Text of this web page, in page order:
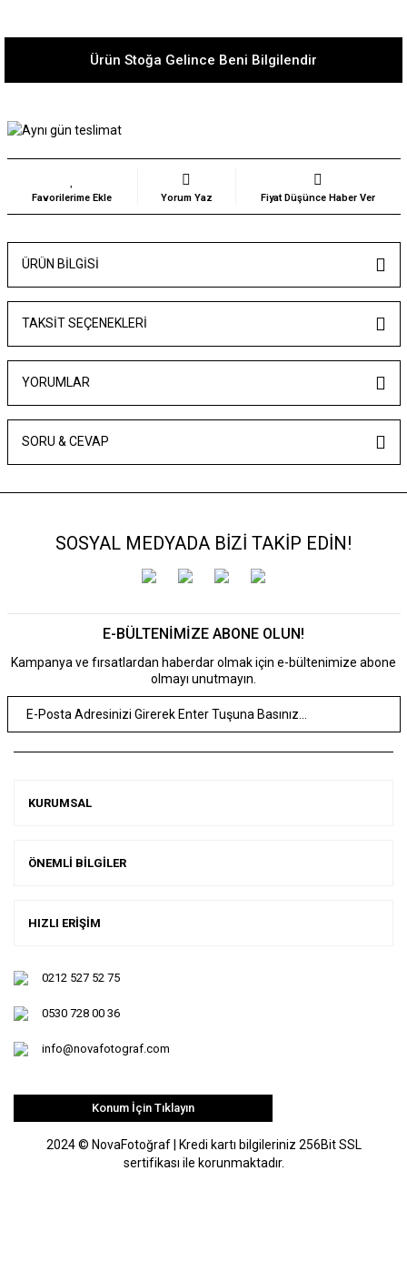
Ürün Stoğa Gelince Beni Bilgilendir
Yorum Yaz Fiyat Düşünce Haber Ver
ÜRÜN BILGISI
TAKSIT SEÇENEKLERI
YORUMLAR
SORU & CEVAP
SOSYAL MEDYADA BİZİ TAKİP EDİN!
E-BÜLTENİMİZE ABONE OLUN!
Kampanya ve fırsatlardan haberdar olmak için e-bültenimize abone
olmayı unutmayın.
KURUMSAL
ÖNEMLİ BİLGİLER
HIZLI ERİŞİM
0212 527 52 75
0530 728 00 36
info@novafotograf.com
Konum İçin Tıklayın
2024 © NovaFotoğraf | Kredi kartı bilgileriniz 256Bit SSL
sertifikası ile korunmaktadır.